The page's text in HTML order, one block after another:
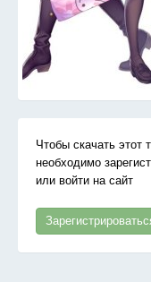
Чтобы скачать этот
необходимо
или войти на сайт